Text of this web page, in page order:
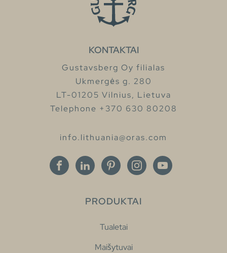
KONTAKTAI
Gustavsberg Oy filialas
Ukmergės g. 280
LT-01205 Vilnius, Lietuva
Telephone +370 630 80208
info.lithuania@oras.com
PRODUKTAI
Tualetai
Maišytuvai